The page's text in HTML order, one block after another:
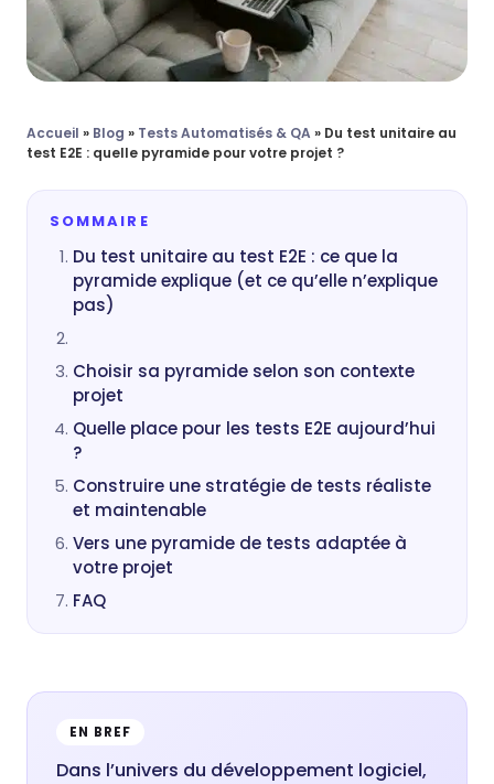
Accueil » Blog » Tests Automatisés & QA » Du test unitaire au
test E2E : quelle pyramide pour votre projet ?
SOMMAIRE
Du test unitaire au test E2E : ce que la
pyramide explique (et ce qu’elle n’explique
pas)
Choisir sa pyramide selon son contexte
projet
Quelle place pour les tests E2E aujourd’hui
?
Construire une stratégie de tests réaliste
et maintenable
Vers une pyramide de tests adaptée à
votre projet
FAQ
EN BREF
Dans l’univers du développement logiciel,